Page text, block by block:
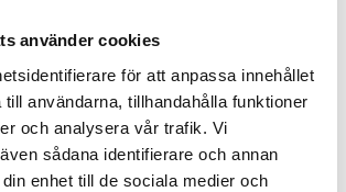
använder cookies
för att anpassa innehållet
användarna, tillhandahålla funktioner
och analysera vår trafik. Vi
sådana identifierare och annan
enhet till de sociala medier och